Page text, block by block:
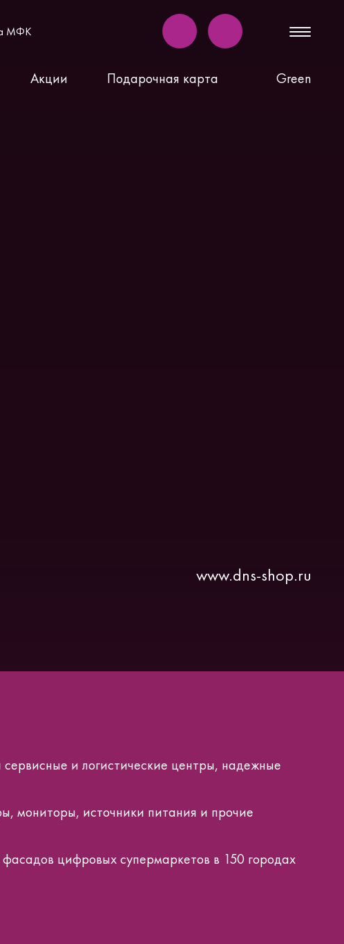
МФК
Акции Подарочная карта Green
www.dns-shop.ru
и логистические центры, надежные
мониторы, источники питания и прочие
цифровых супермаркетов в 150 городах